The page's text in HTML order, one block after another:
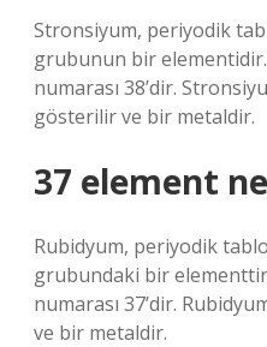
Stronsiyum, periyodik
grubunun bir
numarası 38’dir.
gösterilir ve bir metaldir.
37 element
Rubidyum, periyodik
grubundaki bir
numarası 37’dir.
ve bir metaldir.